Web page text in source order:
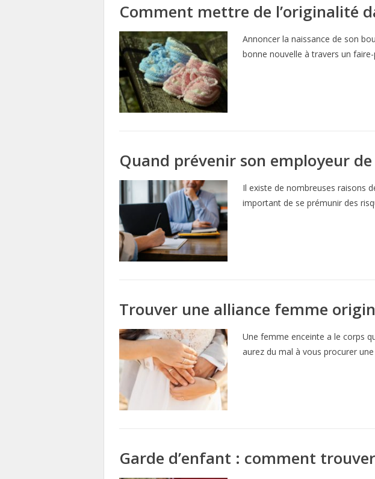
Comment mettre de l’originalité
Annoncer la naissance de son
bonne nouvelle à travers un
Quand prévenir son employeur de
Il existe de nombreuses raisons
important de se prémunir des
Trouver une alliance femme
Une femme enceinte a le corps
aurez du mal à vous procurer
Garde d’enfant : comment